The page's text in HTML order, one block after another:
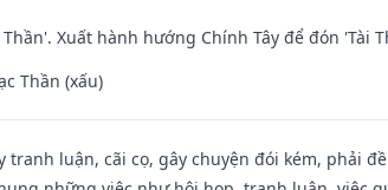
Xuất hành hướng Chính Tây để đón 'Tài
Thần (xấu)
tranh luận, cãi cọ, gây chuyện đói kém, phải